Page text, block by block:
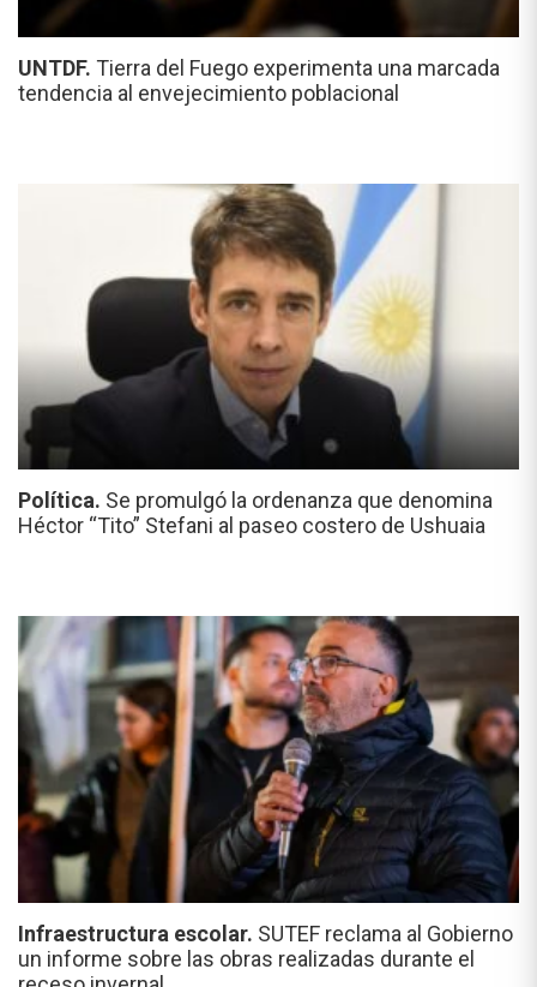
UNTDF. Tierra del Fuego experimenta una marcada
tendencia al envejecimiento poblacional
Política. Se promulgó la ordenanza que denomina
Héctor “Tito” Stefani al paseo costero de Ushuaia
Infraestructura escolar. SUTEF reclama al Gobierno
un informe sobre las obras realizadas durante el